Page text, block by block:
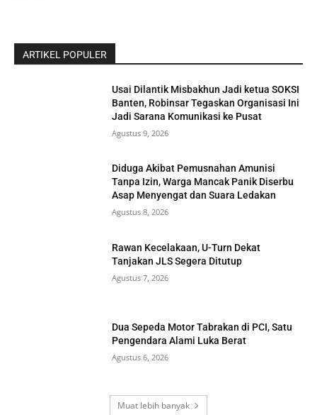
ARTIKEL POPULER
Usai Dilantik Misbakhun Jadi ketua SOKSI
Banten, Robinsar Tegaskan Organisasi Ini
Jadi Sarana Komunikasi ke Pusat
Agustus 9, 2026
Diduga Akibat Pemusnahan Amunisi
Tanpa Izin, Warga Mancak Panik Diserbu
Asap Menyengat dan Suara Ledakan
Agustus 8, 2026
Rawan Kecelakaan, U-Turn Dekat
Tanjakan JLS Segera Ditutup
Agustus 7, 2026
Dua Sepeda Motor Tabrakan di PCI, Satu
Pengendara Alami Luka Berat
Agustus 6, 2026
Muat lebih banyak